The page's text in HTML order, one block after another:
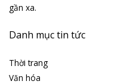
gần xa.
Danh mục tin tức
Thời trang
Văn hóa